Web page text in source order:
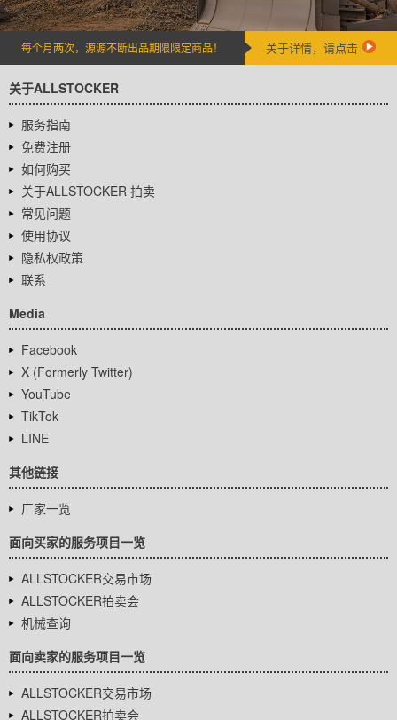
每个月两次，源源不断出品期限限定商品！ 关于详情，请点击
关于ALLSTOCKER
服务指南
免费注册
如何购买
关于ALLSTOCKER 拍卖
常见问题
使用协议
隐私权政策
联系
Media
Facebook
X (Formerly Twitter)
YouTube
TikTok
LINE
其他链接
厂家一览
面向买家的服务项目一览
ALLSTOCKER交易市场
ALLSTOCKER拍卖会
机械查询
面向卖家的服务项目一览
ALLSTOCKER交易市场
ALLSTOCKER拍卖会